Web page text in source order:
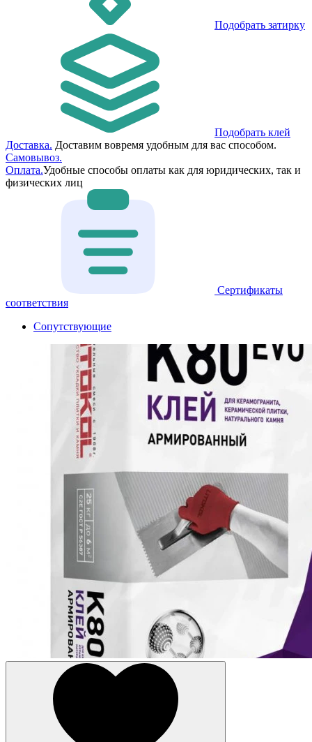
Подобрать затирку
Подобрать клей
Доставка. Доставим вовремя удобным для вас способом.
Самовывоз.
Оплата.Удобные способы оплаты как для юридических, так и
физических лиц
Сертификаты
соответствия
Сопутствующие